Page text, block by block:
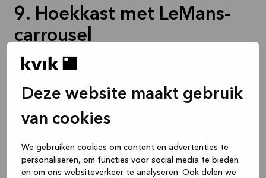
Deze website maakt gebruik
van cookies
We gebruiken cookies om content en advertenties te
personaliseren, om functies voor social media te bieden
en om ons websiteverkeer te analyseren. Ook delen we
9. Hoekkast met LeMans-
carrousel
In dit filmpje:
Out of the box montage van een kast
Montage van ondersteunende metalen
profielen
Montage van een carrousel